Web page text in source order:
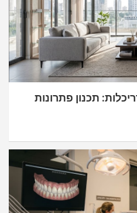
תכנון פתרונות